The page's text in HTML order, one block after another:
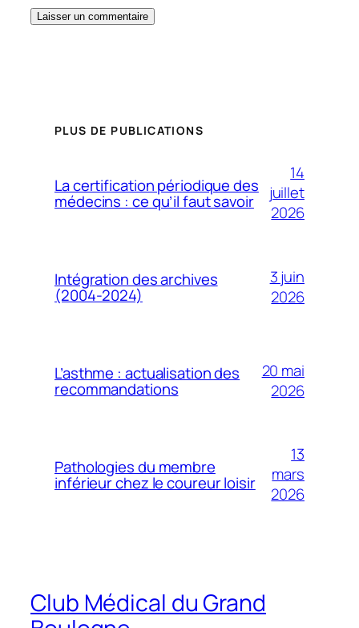
PLUS DE PUBLICATIONS
La certification périodique des
médecins : ce qu’il faut savoir
14
juillet
2026
Intégration des archives
(2004-2024)
3 juin
2026
L’asthme : actualisation des
recommandations
20 mai
2026
Pathologies du membre
inférieur chez le coureur loisir
13
mars
2026
Club Médical du Grand